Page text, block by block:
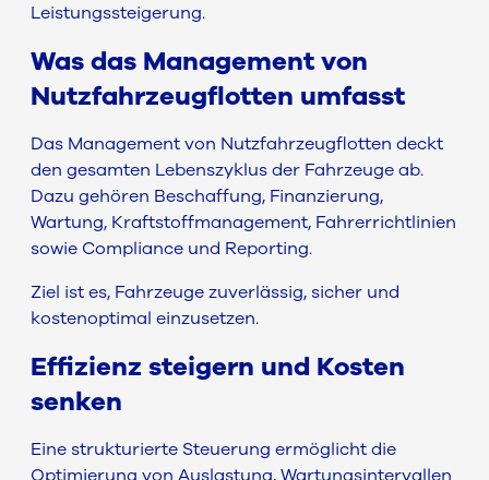
Leistungssteigerung.
Was das Management von
Nutzfahrzeugflotten umfasst
Das Management von Nutzfahrzeugflotten deckt
den gesamten Lebenszyklus der Fahrzeuge ab.
Dazu gehören Beschaffung, Finanzierung,
Wartung, Kraftstoffmanagement, Fahrerrichtlinien
sowie Compliance und Reporting.
Ziel ist es, Fahrzeuge zuverlässig, sicher und
kostenoptimal einzusetzen.
Effizienz steigern und Kosten
senken
Eine strukturierte Steuerung ermöglicht die